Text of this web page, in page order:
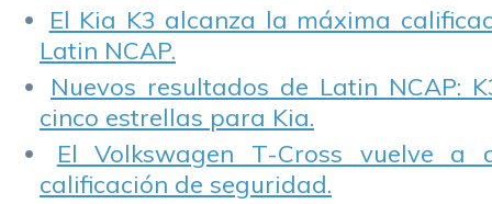
El Kia K3 alcanza la máxima
Latin NCAP.
Nuevos resultados de Latin NCAP:
cinco estrellas para Kia.
El Volkswagen T-Cross vuelve a
calificación de seguridad.